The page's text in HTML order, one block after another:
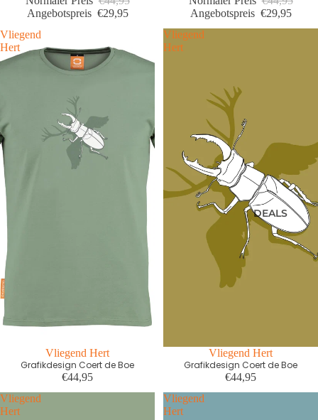
DEALS
Angebotspreis €29,95
Angebotspreis €29,95
Vliegend
Hert
Vliegend Hert
Grafikdesign Coert de Boe
€44,95
Vliegend
Hert
Vliegend Hert
Grafikdesign Coert de Boe
€44,95
Vliegend
Hert
Vliegend
Hert